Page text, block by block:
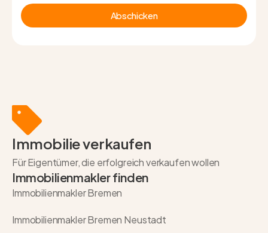
Abschicken
Immobilie verkaufen
Für Eigentümer, die erfolgreich verkaufen wollen
Immobilienmakler finden
Immobilienmakler Bremen
Immobilienmakler Bremen Neustadt